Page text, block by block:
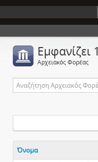
Εμφανίζει
Αρχειακός Φορέας
Όνομα